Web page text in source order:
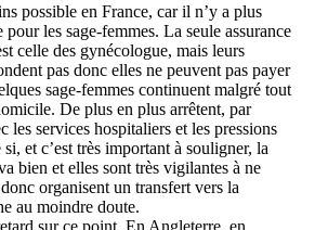
possible en France, car il n’y a plus
pour les sage-femmes. La seule assurance
celle des gynécologue, mais leurs
pas donc elles ne peuvent pas payer
sage-femmes continuent malgré tout
De plus en plus arrêtent, par
les services hospitaliers et les pressions
et c’est très important à souligner, la
bien et elles sont très vigilantes à ne
organisent un transfert vers la
au moindre doute.
sur ce point. En Angleterre, en